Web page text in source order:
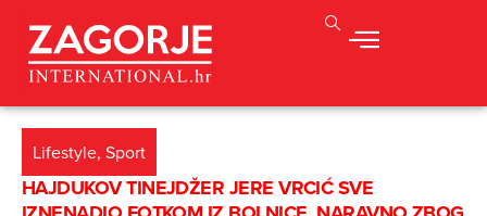
Lifestyle, Sport
HAJDUKOV TINEJDŽER JERE VRCIĆ SVE